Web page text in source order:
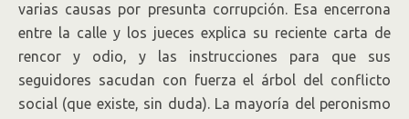
varias causas por presunta corrupción. Esa encerrona
entre la calle y los jueces explica su reciente carta de
rencor y odio, y las instrucciones para que sus
seguidores sacudan con fuerza el árbol del conflicto
social (que existe, sin duda). La mayoría del peronismo